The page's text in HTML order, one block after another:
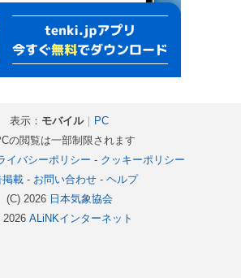
表示： モバイル｜
PC
の閲覧は一部制限されます
イバシーポリシー - クッキーポリシー
掲載- お問い合わせ- ヘルプ
(C) 2026 日本気象協会
2026 ALiNKインターネット